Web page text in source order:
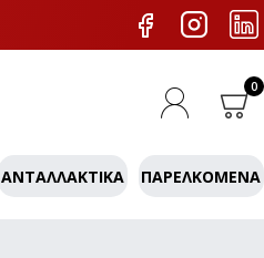
0
ΑΝΤΑΛΛΑΚΤΙΚΆ ΠΑΡΕΛΚΌΜΕΝΑ